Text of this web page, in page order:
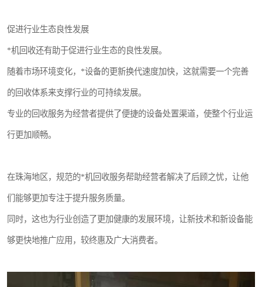
促进行业生态良性发展
*机回收还有助于促进行业生态的良性发展。
随着市场环境变化，*设备的更新换代速度加快，这就需要一个完善
的回收体系来支撑行业的可持续发展。
专业的回收服务为经营者提供了便捷的设备处置渠道，使整个行业运
行更加顺畅。
在珠海地区，规范的*机回收服务帮助经营者解决了后顾之忧，让他
们能够更加专注于提升服务质量。
同时，这也为行业创造了更加健康的发展环境，让新技术和新设备能
够更快地推广应用，较终惠及广大消费者。